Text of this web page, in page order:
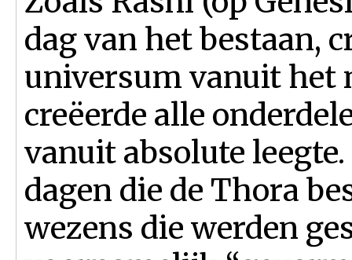
dag van het bestaan,
universum vanuit het
creëerde alle
vanuit absolute leegte.
dagen die de Thora
wezens die werden